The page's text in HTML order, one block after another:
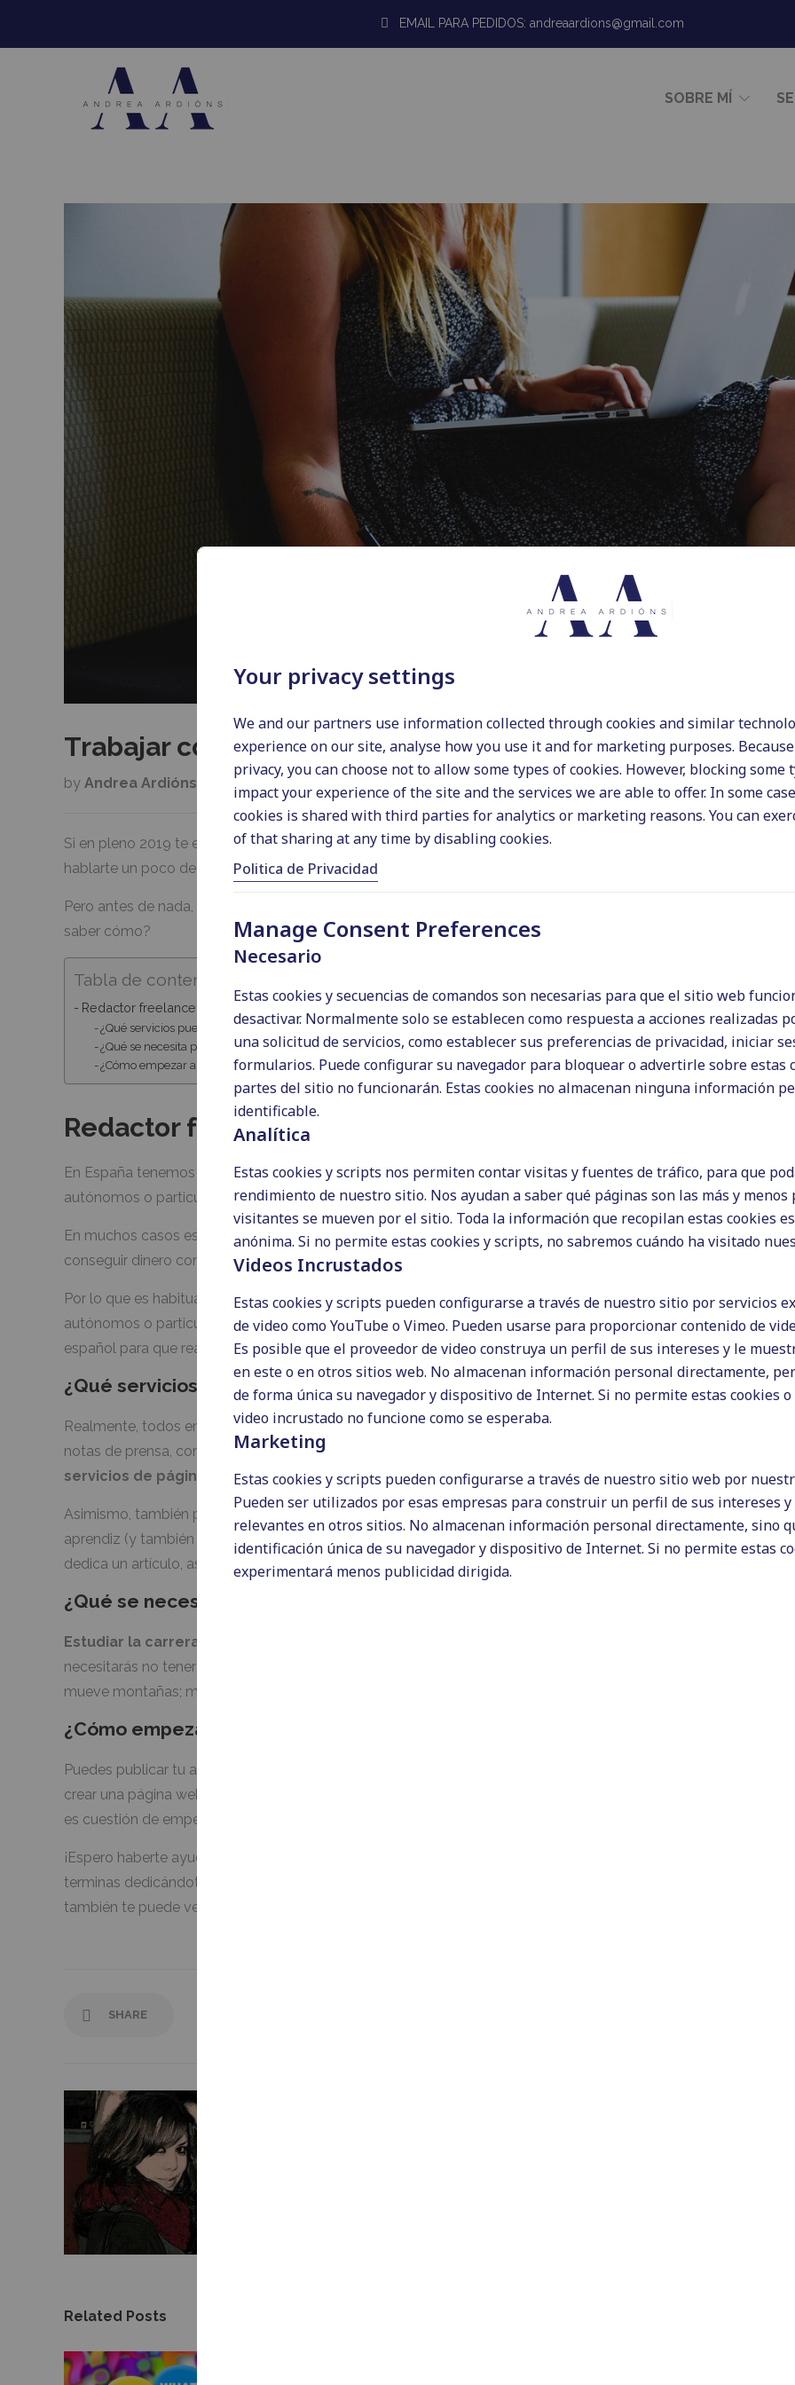
EMAIL PARA PEDIDOS: andreaardions@gmail.com
SOBRE MÍ
Trabajar como redactor freelance en español: ¿se
by Andrea Ardións 12/03/2019
Si en pleno 2019 te estás preguntando si es posibletrabajar como redactor freelance en español
hablarte un poco de mi experiencia.
Pero antes de nada, iré al grano y te diré que sí se puede trabajar como redactor freelance en español. ¿Quieres
saber cómo?
Tabla de contenidos
Redactor freelance en español
¿Qué servicios puede ofrecer un redactor freelance en español?
¿Qué se necesita para ser redactor freelance en español?
¿Cómo empezar a trabajar como redactor freelance en español?
Redactor freelance en español
En España tenemos un mercado amplio para redactores freelance, debido a que son muchas las empresas,
autónomos o particulares que buscan a unredactor freelance en español para sus proyectos.
En muchos casos estos proyectos sonwebs de nicho ; para posicionarlas para vender un producto
conseguir dinero con afiliados, aunque hay de todo.
Por lo que es habitual que tanto las empresas que quieren posicionar sus servicios o productos como los
autónomos o particulares que quieran arrancar un nuevo proyecto, busquen a algún que otro redactor
español para que realice los textos para el blog o de categorías.
¿Qué servicios puede ofrecer un redactor freelance en español?
Realmente, todos en los que esté especializado. Hay redactores que ofrecen la redacción de discursos para
notas de prensa, correos de email marketing… O solamente
servicios de páginas web y descripción de productos de tiendas online(que es lo que ofrezco yo).
Asimismo, también puedes ofrecer tus servicios como profesional (y cobrar como tal) o bien como redactor
aprendiz (y también cobrar como tal). Y es que un redactor freelance en español cobra en base al tiempo que le
dedica un artículo, así como a su experiencia o conocimientos en el tema. Por eso no todos cobran lo mismo.
¿Qué se necesita para ser redactor freelance en español?
Estudiar la carrera de periodismo o simplemente tener pasión
necesitarás no tener faltas de ortografía, tener fluidez a la hora de escribir y poco más; porque al final la pasión
mueve montañas; mucho más que un título universitario.
¿Cómo empezar a trabajar como redactor freelance en español?
Puedes publicar tu anuncio en páginas como MilAnuncios, inscribirte en una plataforma de redactores freelance,
crear una página web y posicionarte como redactor freelance en español, etc. Tienes muchas opciones; por lo
es cuestión de empezar a ponerse manos a la obra.
¡Espero haberte ayudado a arrancar tu sueño de ser redactor freelance en español! Porque quién sabe, igual
terminas dedicándote completamente a esto de manera profesional. Pero si quieres ganarte un dinero extra
también te puede venir bien.
SHARE
Related Posts
Your privacy settings
We and our partners use information collected through cookies and similar
experience on our site, analyse how you use it and for marketing purposes.
privacy, you can choose not to allow some types of cookies. However, blocking some
impact your experience of the site and the services we are able to offer. In some
cookies is shared with third parties for analytics or marketing reasons. You can
of that sharing at any time by disabling cookies.
Politica de Privacidad
Manage Consent Preferences
Necesario
Estas cookies y secuencias de comandos son necesarias para que el sitio web
desactivar. Normalmente solo se establecen como respuesta a acciones realizadas
una solicitud de servicios, como establecer sus preferencias de privacidad, iniciar
formularios. Puede configurar su navegador para bloquear o advertirle sobre estas
partes del sitio no funcionarán. Estas cookies no almacenan ninguna información
identificable.
Analítica
Estas cookies y scripts nos permiten contar visitas y fuentes de tráfico, para que
rendimiento de nuestro sitio. Nos ayudan a saber qué páginas son las más y menos
visitantes se mueven por el sitio. Toda la información que recopilan estas cookies
anónima. Si no permite estas cookies y scripts, no sabremos cuándo ha visitado
Videos Incrustados
Estas cookies y scripts pueden configurarse a través de nuestro sitio por servicios
de video como YouTube o Vimeo. Pueden usarse para proporcionar contenido de
Es posible que el proveedor de video construya un perfil de sus intereses y le
en este o en otros sitios web. No almacenan información personal directamente,
de forma única su navegador y dispositivo de Internet. Si no permite estas cookies
video incrustado no funcione como se esperaba.
Marketing
Estas cookies y scripts pueden configurarse a través de nuestro sitio web por
Pueden ser utilizados por esas empresas para construir un perfil de sus intereses
relevantes en otros sitios. No almacenan información personal directamente, sino
identificación única de su navegador y dispositivo de Internet. Si no permite estas
experimentará menos publicidad dirigida.